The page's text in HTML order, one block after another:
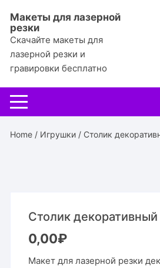
содержимому
Макеты для лазерной
резки
Скачайте макеты для
лазерной резки и
гравировки бесплатно
Home / Игрушки / Столик
Столик декоративный
0,00₽
Макет для лазерной резки